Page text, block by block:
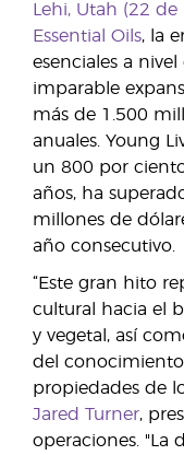
Lehi, Utah (22
Essential Oils, la
esenciales a
imparable
más de 1.500
anuales. Young
un 800 por
años, ha
millones de
año consecutivo.
“Este gran hito
cultural hacia el
y vegetal, así
del conocimiento
propiedades de
Jared Turner,
operaciones. "La